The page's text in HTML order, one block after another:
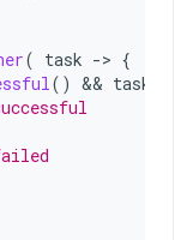
( task -> {
() && task